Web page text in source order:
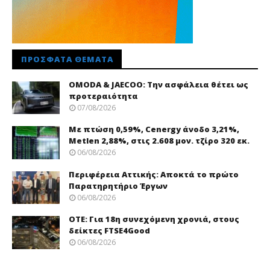
ΠΡΌΣΦΑΤΑ ΘΈΜΑΤΑ
OMODA & JAECOO: Την ασφάλεια θέτει ως
προτεραιότητα
07/08/2026
Με πτώση 0,59%, Cenergy άνοδο 3,21%,
Metlen 2,88%, στις 2.608 μον. τζίρο 320 εκ.
06/08/2026
Περιφέρεια Αττικής: Αποκτά το πρώτο
Παρατηρητήριο Έργων
06/08/2026
ΟΤΕ: Για 18η συνεχόμενη χρονιά, στους
δείκτες FTSE4Good
06/08/2026